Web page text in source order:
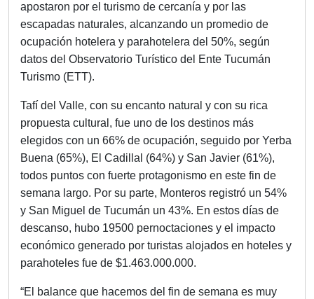
apostaron por el turismo de cercanía y por las
escapadas naturales, alcanzando un promedio de
ocupación hotelera y parahotelera del 50%, según
datos del Observatorio Turístico del Ente Tucumán
Turismo (ETT).
Tafí del Valle, con su encanto natural y con su rica
propuesta cultural, fue uno de los destinos más
elegidos con un 66% de ocupación, seguido por Yerba
Buena (65%), El Cadillal (64%) y San Javier (61%),
todos puntos con fuerte protagonismo en este fin de
semana largo. Por su parte, Monteros registró un 54%
y San Miguel de Tucumán un 43%. En estos días de
descanso, hubo 19500 pernoctaciones y el impacto
económico generado por turistas alojados en hoteles y
parahoteles fue de $1.463.000.000.
“El balance que hacemos del fin de semana es muy